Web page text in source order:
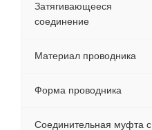
Затягивающееся
соединение
Материал проводника
Форма проводника
Соединительная муфта с